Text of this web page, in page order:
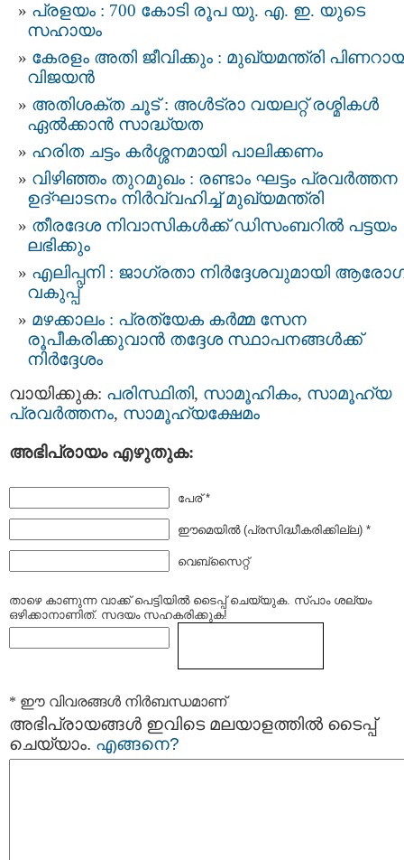
പ്രളയം : 700 കോടി രൂപ യു. എ. ഇ. യുടെ
സഹായം
കേരളം അതി ജീവിക്കും : മുഖ്യമന്ത്രി
വിജയൻ
അതിശക്ത ചൂട് : അള്‍ട്രാ വയലറ്റ് രശ്മികള്‍
ഏല്‍ക്കാന്‍ സാദ്ധ്യത
ഹരിത ചട്ടം കർശ്ശനമായി പാലിക്കണം
വിഴിഞ്ഞം തുറമുഖം : രണ്ടാം ഘട്ടം പ്രവർത്തന
ഉദ്ഘാടനം നിർവ്വഹിച്ച് മുഖ്യമന്ത്രി
തീരദേശ നിവാസികൾക്ക് ഡിസംബറിൽ പട്ടയം
ലഭിക്കും
എലിപ്പനി : ജാഗ്രതാ നിർദ്ദേശവുമായി
വകുപ്പ്‌
മഴക്കാലം : പ്രത്യേക കര്‍മ്മ സേന
രൂപീകരിക്കുവാൻ തദ്ദേശ സ്ഥാപനങ്ങള്‍ക്ക്
നിർദ്ദേശം
വായിക്കുക: പരിസ്ഥിതി, സാമൂഹികം, സാമൂഹ്യ
പ്രവര്‍ത്തനം, സാമൂഹ്യക്ഷേമം
അഭിപ്രായം എഴുതുക:
പേര് *
ഈമെയില്‍ (പ്രസിദ്ധീകരിക്കില്ല) *
വെബ്സൈറ്റ്
താഴെ കാണുന്ന വാക്ക് പെട്ടിയില്‍ ടൈപ്പ്‌ ചെയ്യുക. സ്പാം ശല്യം
ഒഴിക്കാനാണിത്. സദയം സഹകരിക്കുക!
* ഈ വിവരങ്ങള്‍ നിര്‍ബന്ധമാണ്
അഭിപ്രായങ്ങള്‍ ഇവിടെ മലയാളത്തില്‍ ടൈപ്പ്
ചെയ്യാം. എങ്ങനെ?